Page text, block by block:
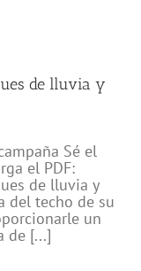
de lluvia y
Sé el
el PDF:
de lluvia y
del techo de su
un
de [...]